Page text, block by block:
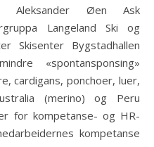
Aleksander Øen Ask
Langeland Ski og
Skisenter Bygstadhallen
«spontansponsing»
cardigans, ponchoer, luer,
(merino) og Peru
for kompetanse- og HR-
kompetanse